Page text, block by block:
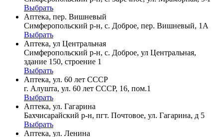
Выбрать
Аптека, пер. Вишневый
Симферопольский р-н, с. Доброе, пер. Вишневый, 1А
Выбрать
Аптека, ул Центральная
Симферопольский р-н, с. Доброе, ул Центральная,
здание 150, строение 1
Выбрать
Аптека, ул. 60 лет СССР
г. Алушта, ул. 60 лет СССР, 16, пом.1
Выбрать
Аптека, ул. Гагарина
Бахчисарайский р-н, пгт. Почтовое, ул. Гагарина, д 5
Выбрать
Аптека, ул. Ленина